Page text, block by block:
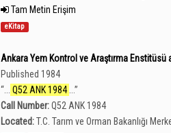
Tam Metin Erişim
eKitap
Ankara Yem Kontrol ve Araştırma Enstitüsü
Published 1984
“
Q52 ANK 1984
”
Call Number:Q52 ANK 1984
Located:T.C. Tarım ve Orman Bakanlığı